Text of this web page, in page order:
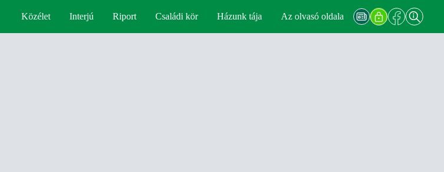
Közélet Interjú Riport Családi kör Házunk tája Az olvasó oldala